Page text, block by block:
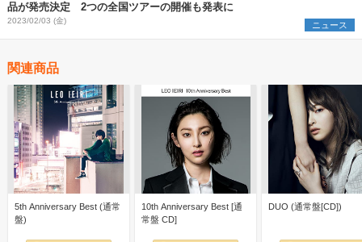
品が発売決定 2つの全国ツアーの開催も発表に
2023/02/03 (金) ニュース
関連商品
5th Anniversary Best (通常
盤)
10th Anniversary Best [通
常盤 CD]
DUO (通常盤[CD])